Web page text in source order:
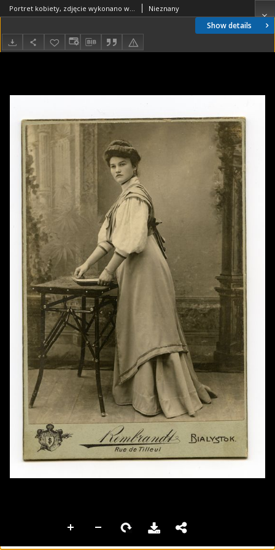
Show details
Portret kobiety, zdjęcie wykonano w atelier fotograficznym, ul. Lipowa 23, Białystok, 1897-1915 r. Fot. Zakład Fotograficzny Szymborskich "Rembrandt" Nieznany